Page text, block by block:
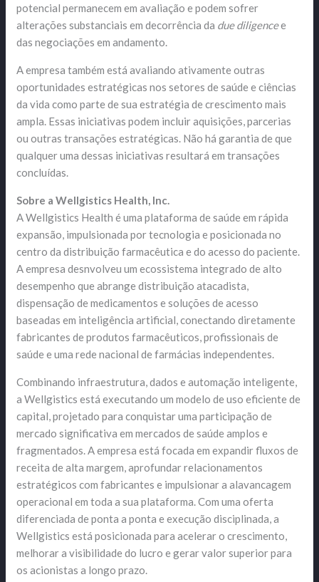
potencial permanecem em avaliação e podem sofrer
alterações substanciais em decorrência da due diligencee
das negociações em andamento.
A empresa também está avaliando ativamente outras
oportunidades estratégicas nos setores de saúde e ciências
da vida como parte de sua estratégia de crescimento mais
ampla. Essas iniciativas podem incluir aquisições, parcerias
ou outras transações estratégicas. Não há garantia de que
qualquer uma dessas iniciativas resultará em transações
concluídas.
Sobre a Wellgistics Health, Inc.
A Wellgistics Health é uma plataforma de saúde em rápida
expansão, impulsionada por tecnologia e posicionada no
centro da distribuição farmacêutica e do acesso do paciente.
A empresa desnvolveu um ecossistema integrado de alto
desempenho que abrange distribuição atacadista,
dispensação de medicamentos e soluções de acesso
baseadas em inteligência artificial, conectando diretamente
fabricantes de produtos farmacêuticos, profissionais de
saúde e uma rede nacional de farmácias independentes.
Combinando infraestrutura, dados e automação inteligente,
a Wellgistics está executando um modelo de uso eficiente de
capital, projetado para conquistar uma participação de
mercado significativa em mercados de saúde amplos e
fragmentados. A empresa está focada em expandir fluxos de
receita de alta margem, aprofundar relacionamentos
estratégicos com fabricantes e impulsionar a alavancagem
operacional em toda a sua plataforma. Com uma oferta
diferenciada de ponta a ponta e execução disciplinada, a
Wellgistics está posicionada para acelerar o crescimento,
melhorar a visibilidade do lucro e gerar valor superior para
os acionistas a longo prazo.